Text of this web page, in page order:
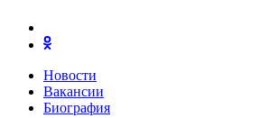
Новости
Вакансии
Биография